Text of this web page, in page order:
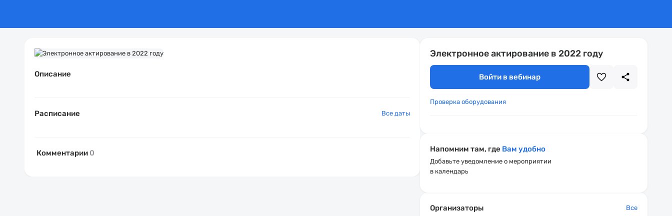
Описание
Расписание Все даты
Комментарии 0
Электронное актирование в 2022 году
Войти в вебинар
Проверка оборудования
Напомним там, где Вам удобно
Добавьте уведомление о мероприятии
в календарь
Организаторы Все